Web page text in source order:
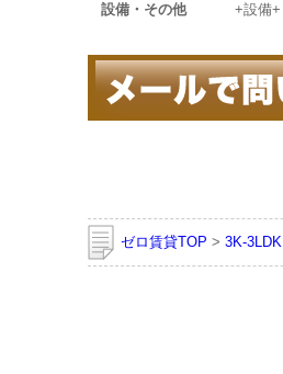
設備・その他 +設備+
ゼロ賃貸TOP > 3K-3LDK